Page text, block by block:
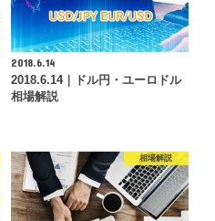
2018.6.14
2018.6.14｜ドル円・ユーロドル
相場解説
相場解説